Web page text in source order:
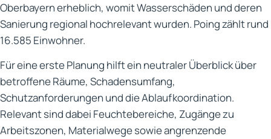
Oberbayern erheblich, womit Wasserschäden und deren
Sanierung regional hochrelevant wurden. Poing zählt rund
16.585 Einwohner.
Für eine erste Planung hilft ein neutraler Überblick über
betroffene Räume, Schadensumfang,
Schutzanforderungen und die Ablaufkoordination.
Relevant sind dabei Feuchtebereiche, Zugänge zu
Arbeitszonen, Materialwege sowie angrenzende